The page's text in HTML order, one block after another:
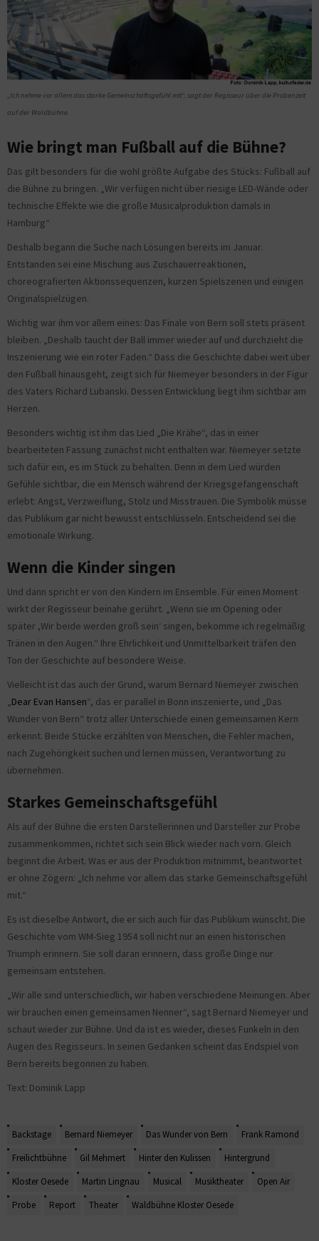
„Ich nehme vor allem das starke Gemeinschaftsgefühl mit“, sagt der Regisseur über die Probenzeit
auf der Waldbühne.
Wie bringt man Fußball auf die Bühne?
Das gilt besonders für die wohl größte Aufgabe des Stücks: Fußball auf
die Bühne zu bringen. „Wir verfügen nicht über riesige LED-Wände oder
technische Effekte wie die große Musicalproduktion damals in
Hamburg“
Deshalb begann die Suche nach Lösungen bereits im Januar.
Entstanden sei eine Mischung aus Zuschauerreaktionen,
choreografierten Aktionssequenzen, kurzen Spielszenen und einigen
Originalspielzügen.
Wichtig war ihm vor allem eines: Das Finale von Bern soll stets präsent
bleiben. „Deshalb taucht der Ball immer wieder auf und durchzieht die
Inszenierung wie ein roter Faden.“ Dass die Geschichte dabei weit über
den Fußball hinausgeht, zeigt sich für Niemeyer besonders in der Figur
des Vaters Richard Lubanski. Dessen Entwicklung liegt ihm sichtbar am
Herzen.
Besonders wichtig ist ihm das Lied „Die Krähe“, das in einer
bearbeiteten Fassung zunächst nicht enthalten war. Niemeyer setzte
sich dafür ein, es im Stück zu behalten. Denn in dem Lied würden
Gefühle sichtbar, die ein Mensch während der Kriegsgefangenschaft
erlebt: Angst, Verzweiflung, Stolz und Misstrauen. Die Symbolik müsse
das Publikum gar nicht bewusst entschlüsseln. Entscheidend sei die
emotionale Wirkung.
Wenn die Kinder singen
Und dann spricht er von den Kindern im Ensemble. Für einen Moment
wirkt der Regisseur beinahe gerührt. „Wenn sie im Opening oder
später ,Wir beide werden groß sein‘ singen, bekomme ich regelmäßig
Tränen in den Augen.“ Ihre Ehrlichkeit und Unmittelbarkeit träfen den
Ton der Geschichte auf besondere Weise.
Vielleicht ist das auch der Grund, warum Bernard Niemeyer zwischen
„Dear Evan Hansen“, das er parallel in Bonn inszenierte, und „Das
Wunder von Bern“ trotz aller Unterschiede einen gemeinsamen Kern
erkennt. Beide Stücke erzählten von Menschen, die Fehler machen,
nach Zugehörigkeit suchen und lernen müssen, Verantwortung zu
übernehmen.
Starkes Gemeinschaftsgefühl
Als auf der Bühne die ersten Darstellerinnen und Darsteller zur Probe
zusammenkommen, richtet sich sein Blick wieder nach vorn. Gleich
beginnt die Arbeit. Was er aus der Produktion mitnimmt, beantwortet
er ohne Zögern: „Ich nehme vor allem das starke Gemeinschaftsgefühl
mit.“
Es ist dieselbe Antwort, die er sich auch für das Publikum wünscht. Die
Geschichte vom WM-Sieg 1954 soll nicht nur an einen historischen
Triumph erinnern. Sie soll daran erinnern, dass große Dinge nur
gemeinsam entstehen.
„Wir alle sind unterschiedlich, wir haben verschiedene Meinungen. Aber
wir brauchen einen gemeinsamen Nenner“, sagt Bernard Niemeyer und
schaut wieder zur Bühne. Und da ist es wieder, dieses Funkeln in den
Augen des Regisseurs. In seinen Gedanken scheint das Endspiel von
Bern bereits begonnen zu haben.
Text: Dominik Lapp
Backstage Bernard Niemeyer Das Wunder von Bern
Frank Ramond
Freilichtbühne
Gil Mehmert Hinter den Kulissen
Hintergrund
Kloster Oesede
Martin Lingnau Musical Musiktheater
Open Air
Probe
Report Theater Waldbühne Kloster Oesede